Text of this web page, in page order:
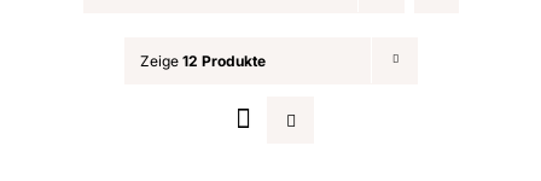
Zeige 12 Produkte